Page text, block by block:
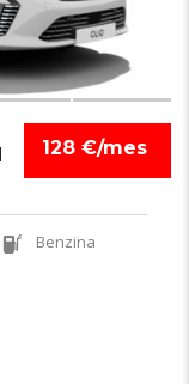
128 €/mes
Benzina